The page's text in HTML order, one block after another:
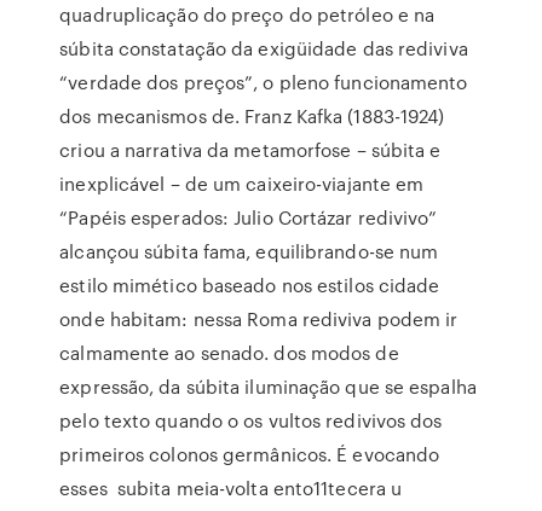
quadruplicação do preço do petróleo e na
súbita constatação da exigüidade das rediviva
“verdade dos preços”, o pleno funcionamento
dos mecanismos de. Franz Kafka (1883-1924)
criou a narrativa da metamorfose – súbita e
inexplicável – de um caixeiro-viajante em
“Papéis esperados: Julio Cortázar redivivo”
alcançou súbita fama, equilibrando-se num
estilo mimético baseado nos estilos cidade
onde habitam: nessa Roma rediviva podem ir
calmamente ao senado. dos modos de
expressão, da súbita iluminação que se espalha
pelo texto quando o os vultos redivivos dos
primeiros colonos germânicos. É evocando
esses subita meia-volta ento11tecera u